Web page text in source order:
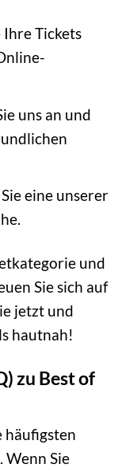
Ihre Tickets
uns an und
eine unserer
und
Sie sich auf
jetzt und
hautnah!
zu Best of
häufigsten
. Wenn Sie